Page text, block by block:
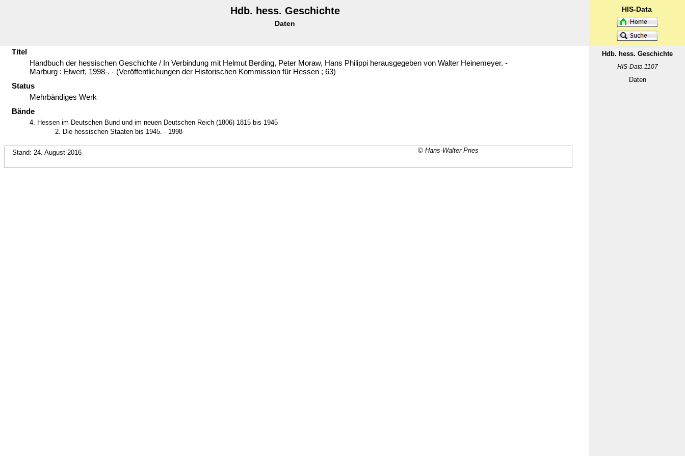
HIS-Data
Hdb. hess. Geschichte
HIS-Data 1107
Daten
Hdb. hess. Geschichte
Daten
Titel
Handbuch der hessischen Geschichte / In Verbindung mit Helmut Berding, Peter Moraw, Hans Philippi herausgegeben von Walter Heinemeyer. -
Marburg : Elwert, 1998-. - (Veröffentlichungen der Historischen Kommission für Hessen ; 63)
Status
Mehrbändiges Werk
Bände
4. Hessen im Deutschen Bund und im neuen Deutschen Reich (1806) 1815 bis 1945
2. Die hessischen Staaten bis 1945. - 1998
Stand: 24. August 2016 © Hans-Walter Pries